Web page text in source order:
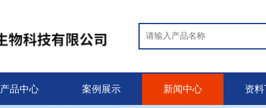
产品中心 案例展示 新闻中心 资